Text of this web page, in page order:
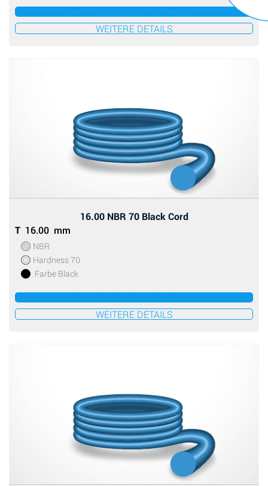
WEITERE DETAILS
16.00 NBR 70 Black Cord
T 16.00 mm
Farbe Black
Hardness 70
NBR
WEITERE DETAILS